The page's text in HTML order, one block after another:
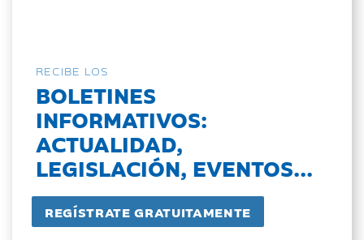
RECIBE LOS
BOLETINES
INFORMATIVOS:
ACTUALIDAD,
LEGISLACIÓN, EVENTOS...